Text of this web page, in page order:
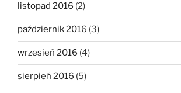
listopad 2016 (2)
październik 2016 (3)
wrzesień 2016 (4)
sierpień 2016 (5)